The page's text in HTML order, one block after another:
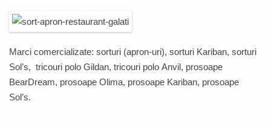
Marci comercializate: sorturi (apron-uri), sorturi Kariban, sorturi
Sol’s, tricouri polo Gildan, tricouri polo Anvil, prosoape
BearDream, prosoape Olima, prosoape Kariban, prosoape
Sol’s.